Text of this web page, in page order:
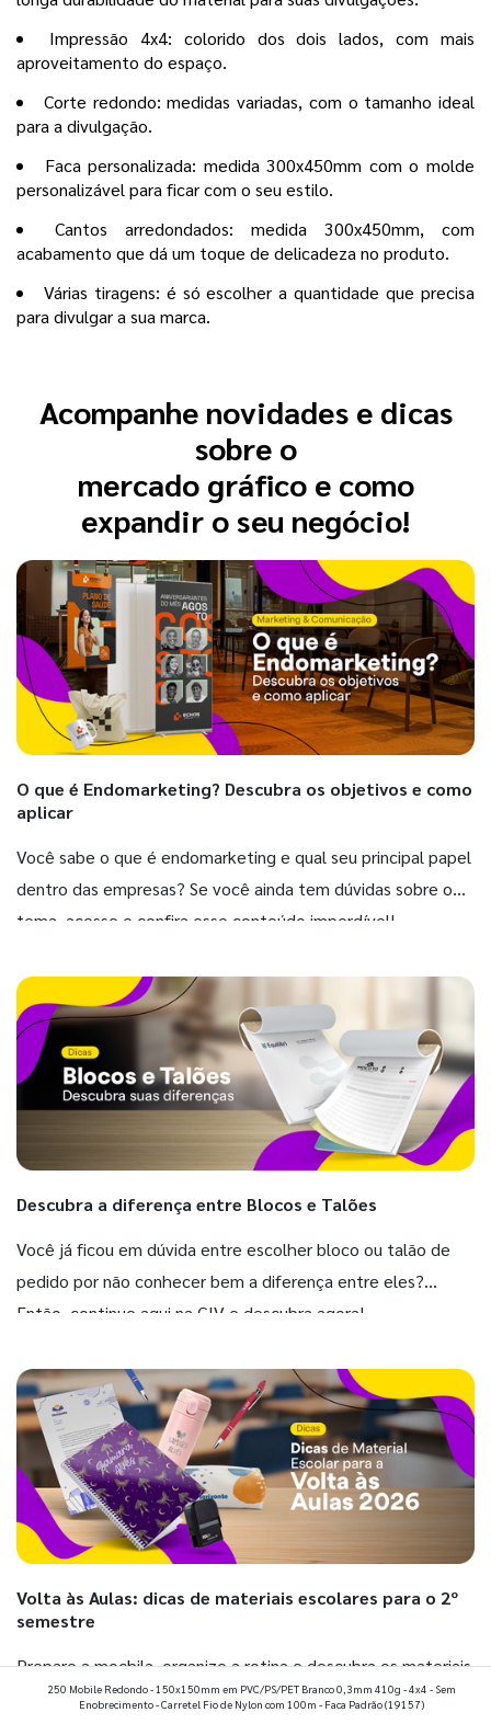
Impressão 4x4: colorido dos dois lados, com mais
aproveitamento do espaço.
Corte redondo: medidas variadas, com o tamanho ideal
para a divulgação.
Faca personalizada: medida 300x450mm com o molde
personalizável para ficar com o seu estilo.
Cantos arredondados: medida 300x450mm, com
acabamento que dá um toque de delicadeza no produto.
Várias tiragens: é só escolher a quantidade que precisa
para divulgar a sua marca.
Acompanhe novidades e dicas
sobre o
mercado gráfico e como
expandir o seu negócio!
O que é Endomarketing? Descubra os objetivos e como
aplicar
Você sabe o que é endomarketing e qual seu principal papel
dentro das empresas? Se você ainda tem dúvidas sobre o
tema, acesse e confira esse conteúdo imperdível!
Descubra a diferença entre Blocos e Talões
Você já ficou em dúvida entre escolher bloco ou talão de
pedido por não conhecer bem a diferença entre eles?
Então, continue aqui na GIV e descubra agora!
Volta às Aulas: dicas de materiais escolares para o 2º
semestre
Prepare a mochila, organize a rotina e descubra os materiais
que fazem toda diferença para começar o segundo
250 Mobile Redondo - 150x150mm em PVC/PS/PET Branco 0,3mm 410g - 4x4 - Sem
Enobrecimento - Carretel Fio de Nylon com 100m - Faca Padrão(19157)